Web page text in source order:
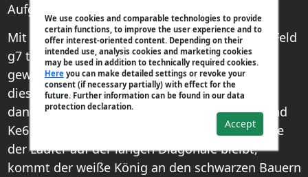
We use cookies and comparable technologies to provide
certain functions, to improve the user experience and to
offer interest-oriented content. Depending on their
intended use, analysis cookies and marketing cookies
may be used in addition to technically required cookies.
Hereyou can make detailed settings or revoke your
consent (if necessary partially) with effect for the
future. Further information can be found in our data
protection declaration.
Accept
Aufgepasst:
Mit dem weißen Bauer auf g4 oder g5 ist das Feld
g7 tabu, denn Weiß kann dann mit Txg7 in ein
gewonnenes Bauernendspiel abwickeln! An
diesem Verteidigungsmuster ändert sich auch
dann nichts, wenn der weiße König mit Kd5 und
Ke6 seinem Pendant noch näher rückt: Solange
der Läufer auf der langen Diagonale bleibt,
kommt der weiße König an den schwarzen Bauern